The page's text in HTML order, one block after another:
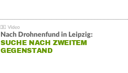
Nach Drohnenfund in Leipzig:
SUCHE NACH ZWEITEM
GEGENSTAND